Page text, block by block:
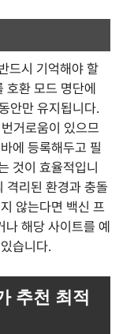
드시 기억해야 할
호환 모드 명단에
안만 유지됩니다.
거로움이 있으므
에 등록해두고 필
것이 효율적입니
격리된 환경과 충돌
않는다면 백신 프
나 해당 사이트를 예
습니다.
추천 최적